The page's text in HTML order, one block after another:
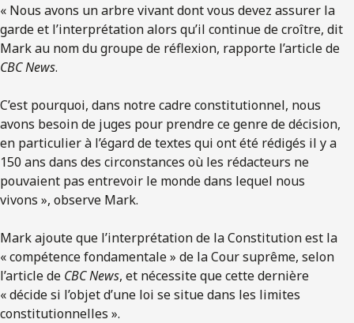
« Nous avons un arbre vivant dont vous devez assurer la
garde et l’interprétation alors qu’il continue de croître, dit
Mark au nom du groupe de réflexion, rapporte l’article de
CBC News.
C’est pourquoi, dans notre cadre constitutionnel, nous
avons besoin de juges pour prendre ce genre de décision,
en particulier à l’égard de textes qui ont été rédigés il y a
150 ans dans des circonstances où les rédacteurs ne
pouvaient pas entrevoir le monde dans lequel nous
vivons », observe Mark.
Mark ajoute que l’interprétation de la Constitution est la
« compétence fondamentale » de la Cour suprême, selon
l’article de CBC News, et nécessite que cette dernière
« décide si l’objet d’une loi se situe dans les limites
constitutionnelles ».